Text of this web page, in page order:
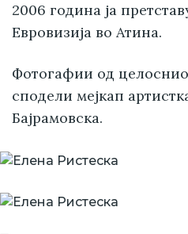
2006 година ја
Евровизија во Атина.
Фотогафии од
сподели мејкап
Бајрамовска.